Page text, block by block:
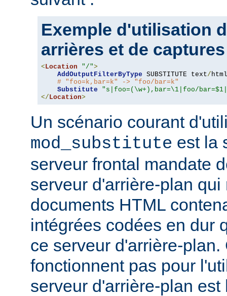
Exemple d'utilisation
arrières et de captures
< Location "/">
AddOutputFilterByType SUBSTITUTE text/ html
# "foo=k,bar=k" -> "foo/bar=k"
Substitute
"s|foo=(\w+),bar=\1|foo/
</ Location>
Un scénario courant
mod_substitute est la
serveur frontal mandate
serveur d'arrière-plan qui
documents HTML
intégrées codées en dur
ce serveur d'arrière-
fonctionnent pas pour
serveur d'arrière-plan est